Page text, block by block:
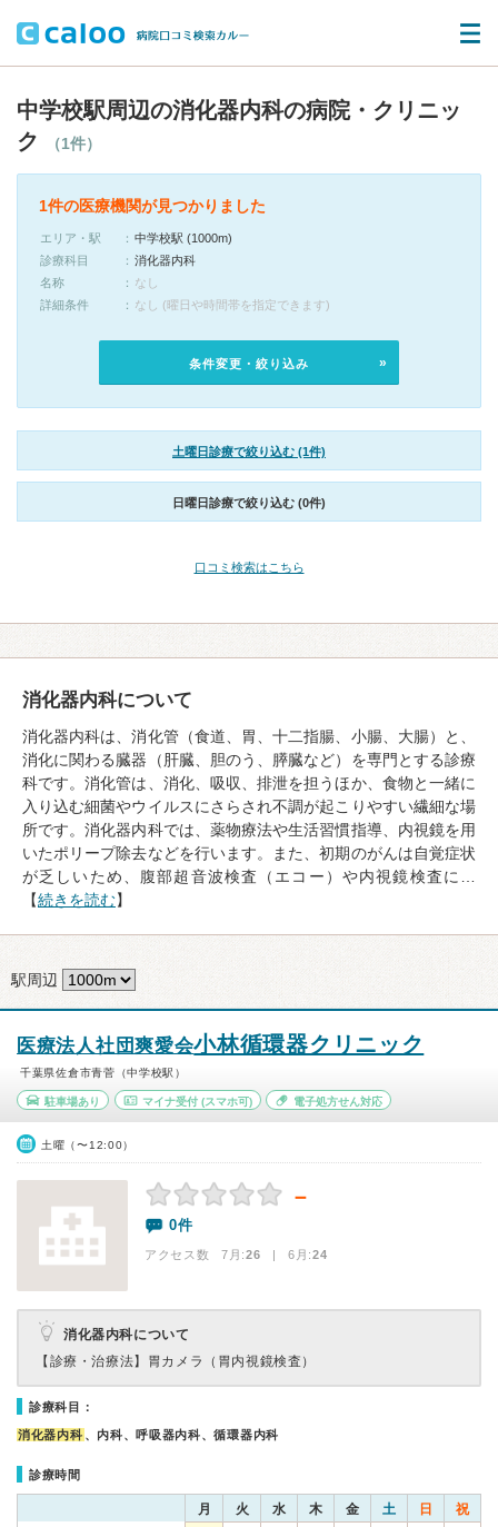
中学校駅周辺の消化器内科の病院・クリニッ
ク
（1件）
1件の医療機関が見つかりました
エリア・駅
中学校駅 (1000m)
診療科目
消化器内科
名称
なし
詳細条件
なし (曜日や時間帯を指定できます)
条件変更・絞り込み
土曜日診療で絞り込む (1件)
日曜日診療で絞り込む (0件)
口コミ検索はこちら
消化器内科について
消化器内科は、消化管（食道、胃、十二指腸、小腸、大腸）と、
消化に関わる臓器（肝臓、胆のう、膵臓など）を専門とする診療
科です。消化管は、消化、吸収、排泄を担うほか、食物と一緒に
入り込む細菌やウイルスにさらされ不調が起こりやすい繊細な場
所です。消化器内科では、薬物療法や生活習慣指導、内視鏡を用
いたポリープ除去などを行います。また、初期のがんは自覚症状
が乏しいため、腹部超音波検査（エコー）や内視鏡検査に…
【続きを読む】
駅周辺
医療法人社団爽愛会小林循環器クリニック
千葉県佐倉市青菅（中学校駅）
駐車場あり マイナ受付(スマホ可) 電子処方せん対応
土曜（〜12:00）
－
0件
アクセス数 7月:26 | 6月:24
消化器内科について
【診療・治療法】 胃カメラ（胃内視鏡検査）
診療科目：
消化器内科 、内科、呼吸器内科、循環器内科
診療時間
月 火 水 木 金 土 日 祝